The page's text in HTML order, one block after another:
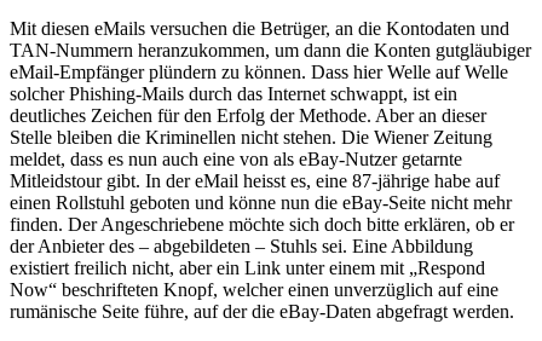
Mit diesen eMails versuchen die Betrüger, an die Kontodaten und
TAN-Nummern heranzukommen, um dann die Konten gutgläubiger
eMail-Empfänger plündern zu können. Dass hier Welle auf Welle
solcher Phishing-Mails durch das Internet schwappt, ist ein
deutliches Zeichen für den Erfolg der Methode. Aber an dieser
Stelle bleiben die Kriminellen nicht stehen. Die Wiener Zeitung
meldet, dass es nun auch eine von als eBay-Nutzer getarnte
Mitleidstour gibt. In der eMail heisst es, eine 87-jährige habe auf
einen Rollstuhl geboten und könne nun die eBay-Seite nicht mehr
finden. Der Angeschriebene möchte sich doch bitte erklären, ob er
der Anbieter des – abgebildeten – Stuhls sei. Eine Abbildung
existiert freilich nicht, aber ein Link unter einem mit „Respond
Now“ beschrifteten Knopf, welcher einen unverzüglich auf eine
rumänische Seite führe, auf der die eBay-Daten abgefragt werden.